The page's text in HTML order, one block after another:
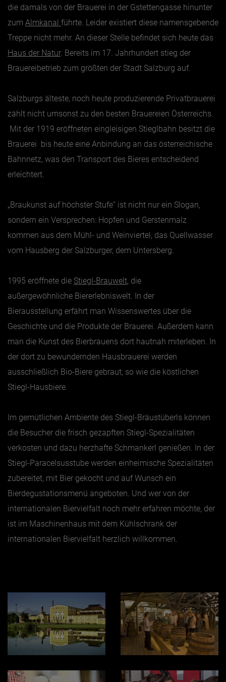
Jänner
Februar
Mai
Juni
Juli
August
September
November
Dezember
die damals von der Brauerei in der Gstettengasse hinunter
zum Almkanal führte. Leider existiert diese namensgebende
Treppe nicht mehr. An dieser Stelle befindet sich heute das
Haus der Natur. Bereits im 17. Jahrhundert stieg der
Brauereibetrieb zum größten der Stadt Salzburg auf.
Salzburgs älteste, noch heute produzierende Privatbrauerei
zählt nicht umsonst zu den besten Brauereien Österreichs.
Mit der 1919 eröffneten eingleisigen Stieglbahn besitzt die
Brauerei bis heute eine Anbindung an das österreichische
Bahnnetz, was den Transport des Bieres entscheidend
erleichtert.
„Braukunst auf höchster Stufe“ ist nicht nur ein Slogan,
sondern ein Versprechen: Hopfen und Gerstenmalz
kommen aus dem Mühl- und Weinviertel, das Quellwasser
vom Hausberg der Salzburger, dem Untersberg.
1995 eröffnete die Stiegl-Brauwelt, die
außergewöhnliche Biererlebniswelt. In der
Bierausstellung erfährt man Wissenswertes über die
Geschichte und die Produkte der Brauerei. Außerdem kann
man die Kunst des Bierbrauens dort hautnah miterleben. In
der dort zu bewundernden Hausbrauerei werden
ausschließlich Bio-Biere gebraut, so wie die köstlichen
Stiegl-Hausbiere.
Im gemütlichen Ambiente des Stiegl-Bräustüberls können
die Besucher die frisch gezapften Stiegl-Spezialitäten
verkosten und dazu herzhafte Schmankerl genießen. In der
Stiegl-Paracelsusstube werden einheimische Spezialitäten
zubereitet, mit Bier gekocht und auf Wunsch ein
Bierdegustationsmenü angeboten. Und wer von der
internationalen Biervielfalt noch mehr erfahren möchte, der
ist im Maschinenhaus mit dem Kühlschrank der
internationalen Biervielfalt herzlich willkommen.